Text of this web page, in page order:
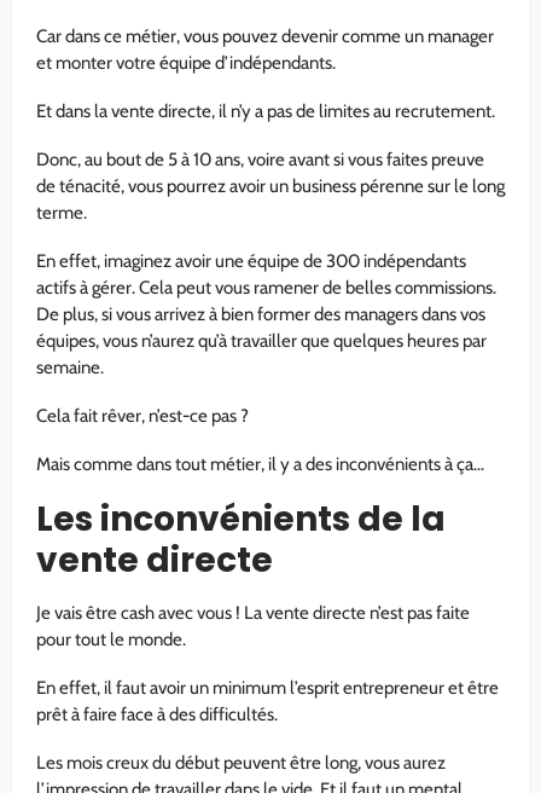
Car dans ce métier, vous pouvez devenir comme un manager
et monter votre équipe d’indépendants.
Et dans la vente directe, il n’y a pas de limites au recrutement.
Donc, au bout de 5 à 10 ans, voire avant si vous faites preuve
de ténacité, vous pourrez avoir un business pérenne sur le long
terme.
En effet, imaginez avoir une équipe de 300 indépendants
actifs à gérer. Cela peut vous ramener de belles commissions.
De plus, si vous arrivez à bien former des managers dans vos
équipes, vous n’aurez qu’à travailler que quelques heures par
semaine.
Cela fait rêver, n’est-ce pas ?
Mais comme dans tout métier, il y a des inconvénients à ça…
Les inconvénients de la
vente directe
Je vais être cash avec vous ! La vente directe n’est pas faite
pour tout le monde.
En effet, il faut avoir un minimum l’esprit entrepreneur et être
prêt à faire face à des difficultés.
Les mois creux du début peuvent être long, vous aurez